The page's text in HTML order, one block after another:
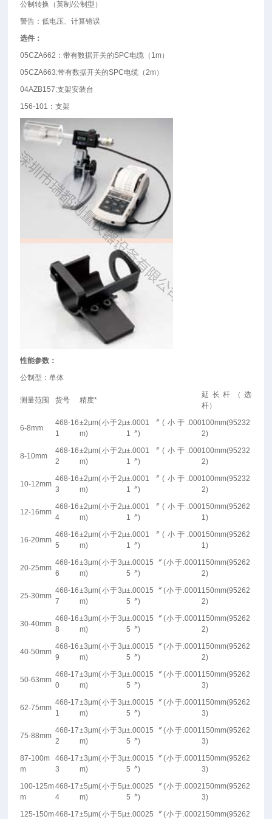
公制转换（英制/公制型）
警告：低电压、计算错误
选件：
05CZA662 ：带有数据开关的SPC电缆（ 1m）
05CZA663:带有数据开关的SPC电缆（2m）
04AZB157:支架安装台
156-101 ：支架
性能参数：
公制型：单体
测量范围 货号 精度*
延长杆（选
杆）
6-8mm
468-16
1
±2μm(小于2μ
m)
±.0001 〞( 小于 .000
1 〞)
100mm(95232
2)
8-10mm
468-16
2
±2μm(小于2μ
m)
±.0001 〞( 小于 .000
1 〞)
100mm(95232
2)
10-12mm
468-16
3
±2μm(小于2μ
m)
±.0001 〞( 小于 .000
1 〞)
100mm(95232
2)
12-16mm
468-16
4
±2μm(小于2μ
m)
±.0001 〞( 小于 .000
1 〞)
150mm(95262
1)
16-20mm
468-16
5
±2μm(小于2μ
m)
±.0001 〞( 小于 .000
1 〞)
150mm(95262
1)
20-25mm
468-16
6
±3μm(小于3μ
m)
±.00015 〞 (小于.0001
5 〞)
150mm(95262
2)
25-30mm
468-16
7
±3μm(小于3μ
m)
±.00015 〞 (小于.0001
5 〞)
150mm(95262
2)
30-40mm
468-16
8
±3μm(小于3μ
m)
±.00015 〞 (小于.0001
5 〞)
150mm(95262
2)
40-50mm
468-16
9
±3μm(小于3μ
m)
±.00015 〞 (小于.0001
5 〞)
150mm(95262
2)
50-63mm
468-17
0
±3μm(小于3μ
m)
±.00015 〞 (小于.0001
5 〞)
150mm(95262
3)
62-75mm
468-17
1
±3μm(小于3μ
m)
±.00015 〞 (小于.0001
5 〞)
150mm(95262
3)
75-88mm
468-17
2
±3μm(小于3μ
m)
±.00015 〞 (小于.0001
5 〞)
150mm(95262
3)
87-100m
m
468-17
3
±3μm(小于3μ
m)
±.00015 〞 (小于.0001
5 〞)
150mm(95262
3)
100-125m
m
468-17
4
±5μm(小于5μ
m)
±.00025 〞 (小于.0002
5 〞)
150mm(95262
3)
125-150m468-17±5μm(小于5μ±.00025 〞 (小于.0002150mm(95262